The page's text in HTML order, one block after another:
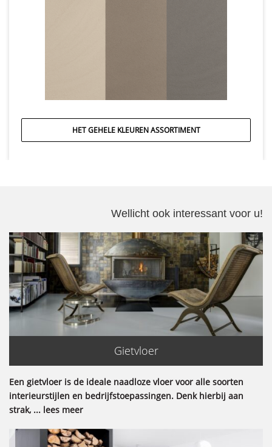
HET GEHELE KLEUREN ASSORTIMENT
Wellicht ook interessant voor u!
Gietvloer
Een gietvloer is de ideale naadloze vloer voor alle soorten
interieurstijlen en bedrijfstoepassingen. Denk hierbij aan
strak, ... lees meer